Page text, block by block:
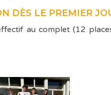
DÈS LE PREMIER
au complet (12